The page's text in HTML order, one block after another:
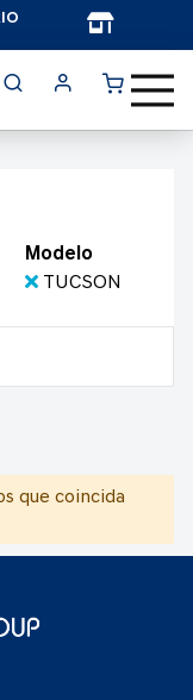
Modelo
TUCSON
que coincida